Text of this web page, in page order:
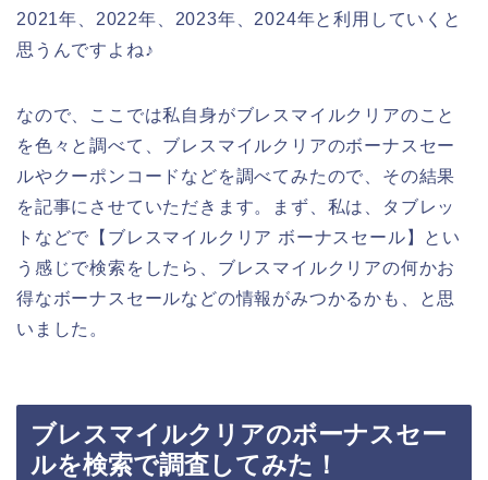
2021年、2022年、2023年、2024年と利用していくと
思うんですよね♪
なので、ここでは私自身がブレスマイルクリアのこと
を色々と調べて、ブレスマイルクリアのボーナスセー
ルやクーポンコードなどを調べてみたので、その結果
を記事にさせていただきます。まず、私は、タブレッ
トなどで【ブレスマイルクリア ボーナスセール】とい
う感じで検索をしたら、ブレスマイルクリアの何かお
得なボーナスセールなどの情報がみつかるかも、と思
いました。
ブレスマイルクリアのボーナスセー
ルを検索で調査してみた！